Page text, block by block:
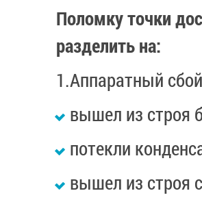
Поломку точки
разделить на:
1.Аппаратный сбой
вышел из строя
потекли
вышел из строя